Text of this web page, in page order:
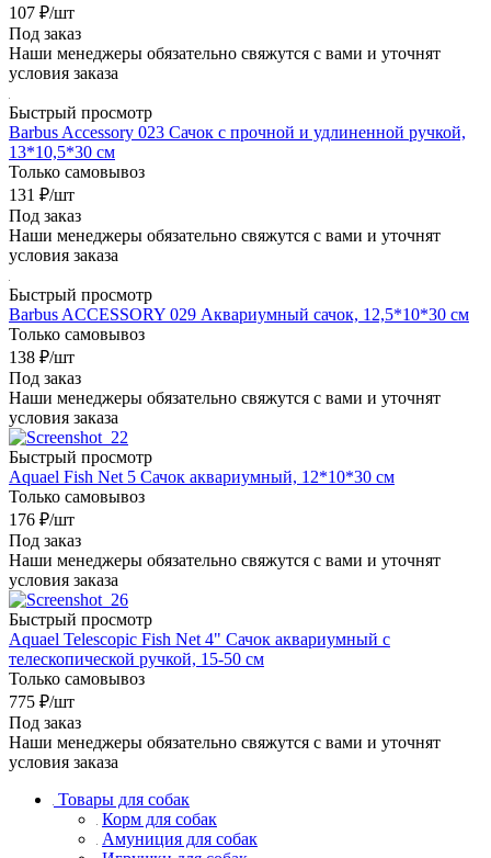
107 ₽/шт
Под заказ
Наши менеджеры обязательно свяжутся с вами и уточнят
условия заказа
Быстрый просмотр
Barbus Accessory 023 Сачок с прочной и удлиненной ручкой,
13*10,5*30 см
Только самовывоз
131 ₽/шт
Под заказ
Наши менеджеры обязательно свяжутся с вами и уточнят
условия заказа
Быстрый просмотр
Barbus ACCESSORY 029 Аквариумный сачок, 12,5*10*30 см
Только самовывоз
138 ₽/шт
Под заказ
Наши менеджеры обязательно свяжутся с вами и уточнят
условия заказа
Быстрый просмотр
Aquael Fish Net 5 Сачок аквариумный, 12*10*30 см
Только самовывоз
176 ₽/шт
Под заказ
Наши менеджеры обязательно свяжутся с вами и уточнят
условия заказа
Быстрый просмотр
Aquael Telescopic Fish Net 4" Сачок аквариумный с
телескопической ручкой, 15-50 см
Только самовывоз
775 ₽/шт
Под заказ
Наши менеджеры обязательно свяжутся с вами и уточнят
условия заказа
Товары для собак
Корм для собак
Амуниция для собак